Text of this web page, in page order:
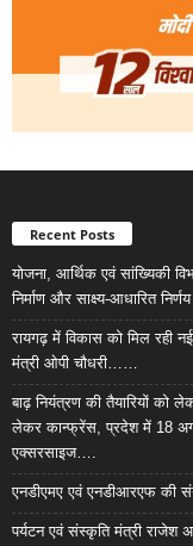
Recent Posts
योजना, आर्थिक एवं सांख्यिकी
निर्माण और साक्ष्य-आधारित
रायगढ़ में विकास को मिल रही
मंत्री ओपी चौधरी……
बाढ़ नियंत्रण की तैयारियों को
लेकर कान्फ्रेंस, प्रदेश में 18
एक्सरसाइज….
एनडीएमए एवं एनडीआरएफ की
पर्यटन एवं संस्कृति मंत्री राजेश